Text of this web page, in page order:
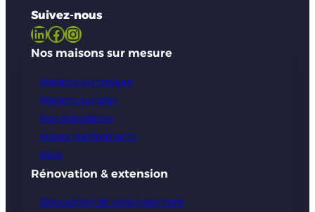
Suivez-nous
LinkedIn Facebook Instagram
Nos maisons sur mesure
Maisons sur mesure
Maisons sur plan
Nos réalisations
Maison performante
Blog
Rénovation & extension
Rénovation de votre logement